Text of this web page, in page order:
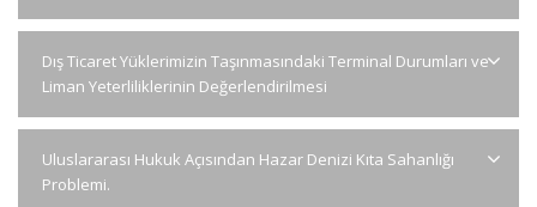
Dış Ticaret Yüklerimizin Taşınmasındaki Terminal Durumları ve
Liman Yeterliliklerinin Değerlendirilmesi
Uluslararası Hukuk Açısından Hazar Denizi Kıta Sahanlığı
Problemi.